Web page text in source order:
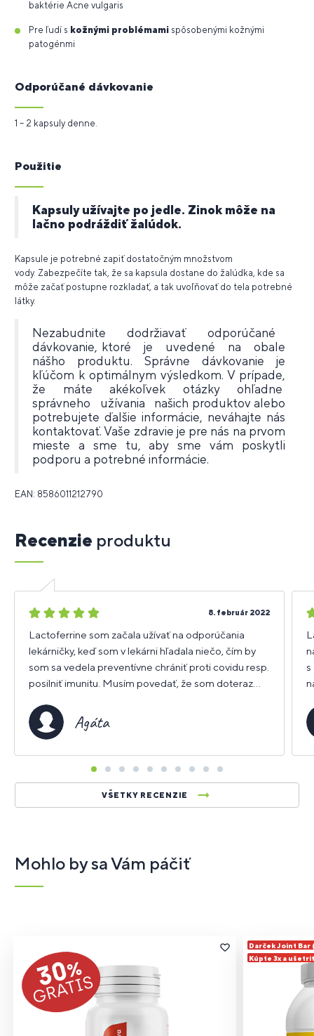
baktérie Acne vulgaris
Pre ľudí s kožnými problémami spôsobenými kožnými
patogénmi
Odporúčané dávkovanie
1 – 2 kapsuly denne.
Použitie
Kapsuly užívajte po jedle. Zinok môže na
lačno podráždiť žalúdok.
Kapsule je potrebné zapiť dostatočným množstvom
vody. Zabezpečíte tak, že sa kapsula dostane do žalúdka, kde sa
môže začať postupne rozkladať, a tak uvoľňovať do tela potrebné
látky.
Nezabudnite dodržiavať odporúčané
dávkovanie, ktoré je uvedené na obale
nášho produktu. Správne dávkovanie je
kľúčom k optimálnym výsledkom. V prípade,
že máte akékoľvek otázky ohľadne
správneho užívania našich produktov alebo
potrebujete ďalšie informácie, neváhajte nás
kontaktovať. Vaše zdravie je pre nás na prvom
mieste a sme tu, aby sme vám poskytli
podporu a potrebné informácie.
EAN: 8586011212790
Recenzie produktu
VŠETKY RECENZIE
5
8. február 2022
Lactoferrine som začala užívať na odporúčania
lekárničky, keď som v lekárni hľadala niečo, čím by
som sa vedela preventívne chrániť proti covidu resp.
posilniť imunitu. Musím povedať, že som doteraz
bolo okolo mňa pár pozitívnych ľudí.
Agáta
5
s
Mohlo by sa Vám páčiť
Darček Joint Bar
Kúpte 3x a